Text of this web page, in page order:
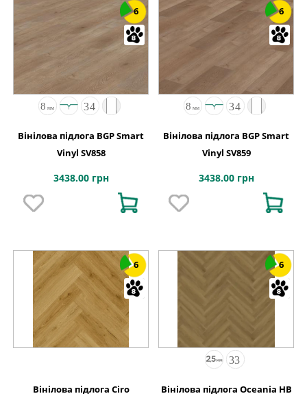
6
Вінілова підлога BGP Smart
Vinyl SV858
3438.00 грн
6
Вінілова підлога BGP Smart
Vinyl SV859
3438.00 грн
6
Вінілова підлога Ciro
6
Вінілова підлога Oceania HB